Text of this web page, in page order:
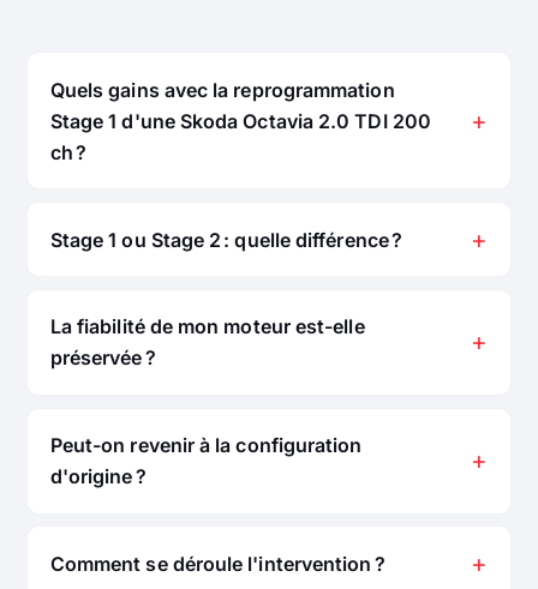
Quels gains avec la reprogrammation
Stage 1 d'une Skoda Octavia 2.0 TDI 200
ch ?
Stage 1 ou Stage 2 : quelle différence ?
La fiabilité de mon moteur est-elle
préservée ?
Peut-on revenir à la configuration
d'origine ?
Comment se déroule l'intervention ?